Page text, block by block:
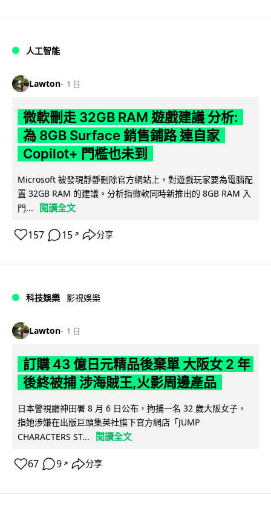
人工智能
Lawton 1 日
微軟刪走 32GB RAM 遊戲建議 分析:
為 8GB Surface 銷售鋪路 連自家
Copilot+ 門檻也未到
Microsoft 被發現靜靜刪除官方網站上，對遊戲玩家要為電腦配
置 32GB RAM 的建議。分析指微軟同時新推出的 8GB RAM 入
門...
閱讀全文
157 15 ↗ 分享
科技娛樂 影視娛樂
Lawton 1 日
訂購 43 億日元精品後棄單 大阪女 2 年
後終被捕 涉海賊王,火影周邊產品
日本警視廳神田署 8 月 6 日公布，拘捕一名 32 歲大阪女子，
指她涉嫌在出版巨頭集英社旗下官方網店「JUMP
CHARACTERS ST...
閱讀全文
67 9 ↗ 分享